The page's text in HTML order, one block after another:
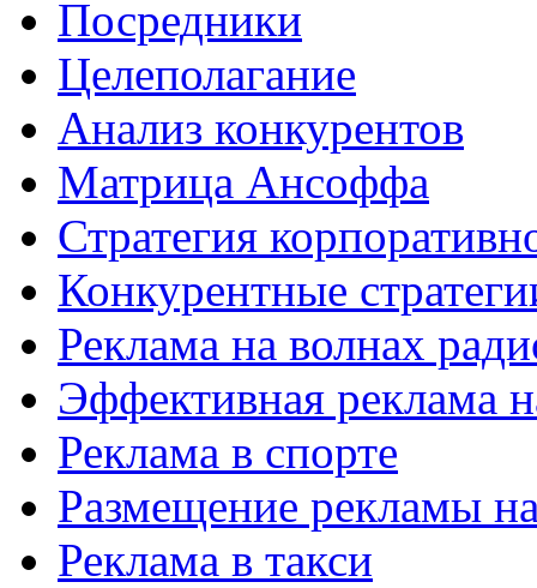
Посредники
Целеполагание
Анализ конкурентов
Матрица Ансоффа
Стратегия
Конкурентные
Реклама на волнах
Эффективная реклама
Реклама в спорте
Размещение рекламы
Реклама в такси